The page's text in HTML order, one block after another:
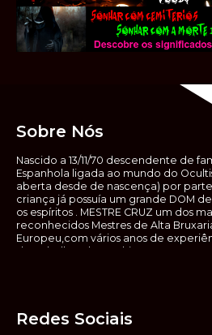
Sobre Nós
Nascido a 13/11/70 descendente de
Espanhola ligada ao mundo do
aberta desde de nascença) por
criança já possuía um grande DOM
os espíritos . MESTRE CRUZ um dos
reconhecidos Mestres de Alta
Europeu,com vários anos de
de trabalhos de Ocultismo. Escreveu
não o faça sem precauções e sem
Redes Sociais